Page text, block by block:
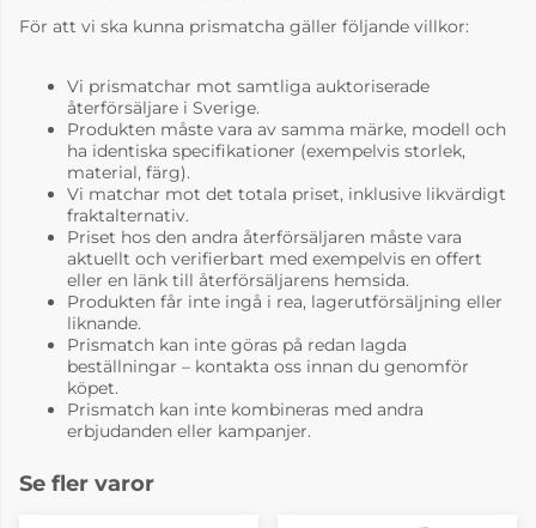
För att vi ska kunna prismatcha gäller följande villkor:
Vi prismatchar mot samtliga auktoriserade
återförsäljare i Sverige.
Produkten måste vara av samma märke, modell och
ha identiska specifikationer (exempelvis storlek,
material, färg).
Vi matchar mot det totala priset, inklusive likvärdigt
fraktalternativ.
Priset hos den andra återförsäljaren måste vara
aktuellt och verifierbart med exempelvis en offert
eller en länk till återförsäljarens hemsida.
Produkten får inte ingå i rea, lagerutförsäljning eller
liknande.
Prismatch kan inte göras på redan lagda
beställningar – kontakta oss innan du genomför
köpet.
Prismatch kan inte kombineras med andra
erbjudanden eller kampanjer.
Se fler varor